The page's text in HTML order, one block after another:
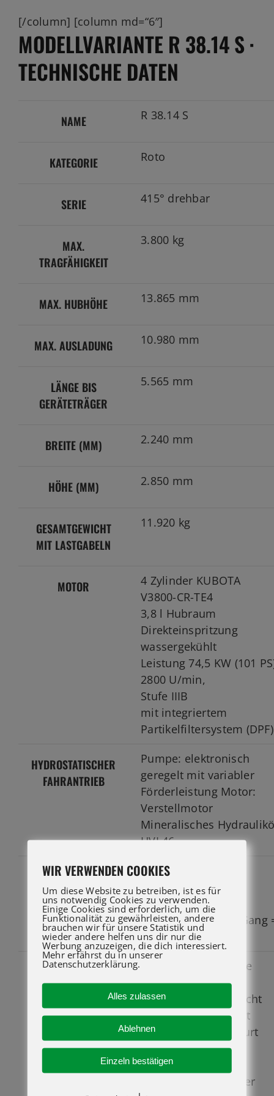
[/column] [column md=“6″]
MODELLVARIANTE R 38.14 S ·
TECHNISCHE DATEN
NAME R 38.14 S
KATEGORIE Roto
SERIE 415° drehbar
MAX.
TRAGFÄHIGKEIT
3.800 kg
MAX. HUBHÖHE 13.865 mm
MAX. AUSLADUNG 10.980 mm
LÄNGE BIS
GERÄTETRÄGER
5.565 mm
BREITE (MM) 2.240 mm
HÖHE (MM) 2.850 mm
GESAMTGEWICHT
MIT LASTGABELN
11.920 kg
MOTOR
4 Zylinder KUBOTA
V3800-CR-TE4
3,8 l Hubraum
Direkteinspritzung
wassergekühlt
Leistung 74,5 KW (101
2800 U/min,
Stufe IIIB
mit integriertem
Partikelfiltersystem (DPF)
HYDROSTATISCHER
FAHRANTRIEB
Pumpe: elektronisch
geregelt mit variabler
Förderleistung Motor:
Verstellmotor
Mineralisches
HVI 46
GETRIEBE
2 Gänge
elektrohydraulisch
gesteuert
Vmax = 1.Gang / 2.Gang
11 / 20 km/h
KABINE
geschlossene Kabine
geteilte Tür
360 Grad Rundumsicht
verstellbarer Sitz mit
Sicherheitsbeckengurt
Heizung
Front- Dach- und
Heckscheibenwischer
WIR VERWENDEN COOKIES
Um diese Website zu betreiben, ist es für
uns notwendig Cookies zu verwenden.
Einige Cookies sind erforderlich, um die
Funktionalität zu gewährleisten, andere
brauchen wir für unsere Statistik und
wieder andere helfen uns dir nur die
Werbung anzuzeigen, die dich interessiert.
Mehr erfährst du in unserer
Datenschutzerklärung.
Alles zulassen
Ablehnen
Einzeln bestätigen